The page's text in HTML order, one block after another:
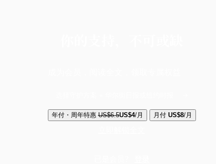
年付・周年特惠 US$6.5US$4/月 月付 US$8/月